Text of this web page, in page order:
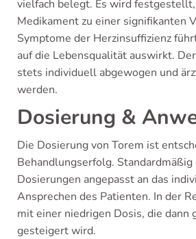
vielfach belegt. Es wird
Medikament zu einer signifikanten
Symptome der Herzinsuffizienz
auf die Lebensqualität auswirkt.
stets individuell abgewogen und
werden.
Dosierung &
Die Dosierung von Torem ist
Behandlungserfolg.
Dosierungen angepasst an das
Ansprechen des Patienten. In der
mit einer niedrigen Dosis, die dann
gesteigert wird.